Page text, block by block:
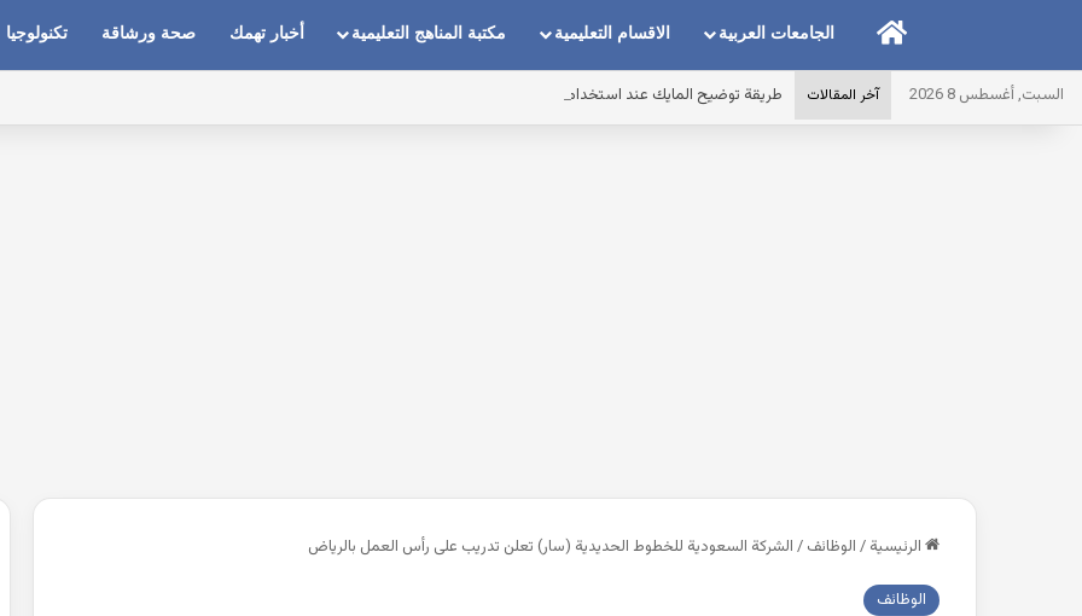
الرئيسيةالجامعات العربية الاقسام التعليمية مكتبة المناهج التعليمية أخبار تهمك صحة ورشاقة تكنولوجيا
السبت, أغسطس 8 2026 آخر المقالات طريقة توضيح المايك عند استخدام السماعات عندما يكون الصوت بعيد وقت المكالمات
الرئيسية / الوظائف / الشركة السعودية للخطوط الحديدية (سار) تعلن تدريب على رأس العمل بالرياض
الوظائف